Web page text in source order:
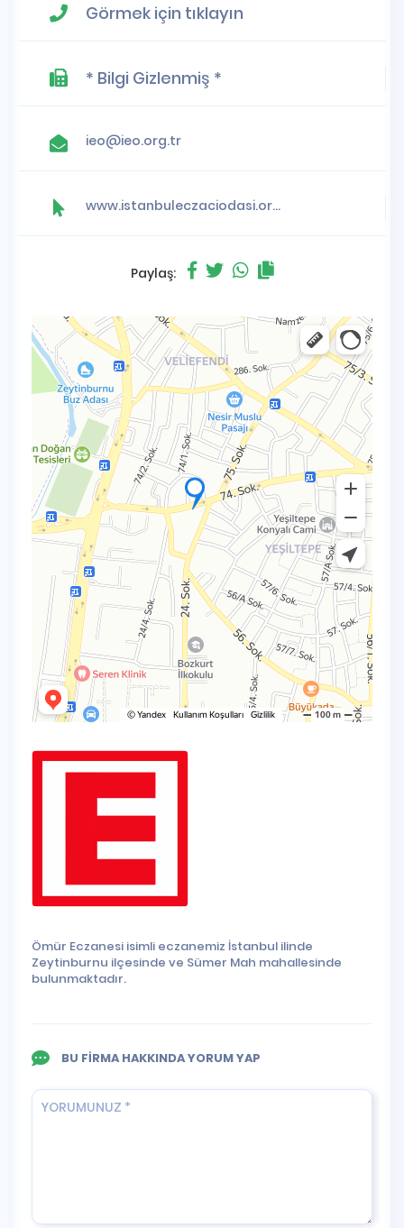
Görmek için tıklayın
* Bilgi Gizlenmiş *
ieo@ieo.org.tr
www.istanbuleczaciodasi.org.tr
Paylaş:
Ömür Eczanesi isimli eczanemiz İstanbul ilinde
Zeytinburnu ilçesinde ve Sümer Mah mahallesinde
bulunmaktadır.
BU FİRMA HAKKINDA YORUM YAP